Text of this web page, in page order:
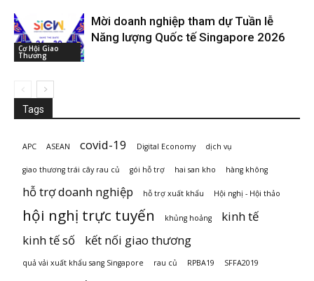
Cơ Hội Giao
Thương
Mời doanh nghiệp tham dự Tuần lễ
Năng lượng Quốc tế Singapore 2026
Tags
APC ASEAN covid-19 Digital Economy dịch vụ
giao thương trái cây rau củ gói hỗ trợ hai san kho hàng không
hỗ trợ doanh nghiệp hỗ trợ xuất khẩu Hội nghị - Hội thảo
hội nghị trực tuyến khủng hoảng
kinh tế
kinh tế số
kết nối giao thương
quả vải xuất khẩu sang Singapore rau củ RPBA19 SFFA2019